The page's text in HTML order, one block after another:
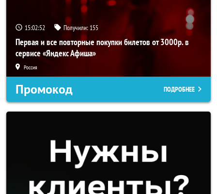
15:02:51 Получили: 155
Первая и все повторные покупки билетов от 3000р. в
сервисе «Яндекс Афиша»
Россия
Промокод ПОДРОБНЕЕ